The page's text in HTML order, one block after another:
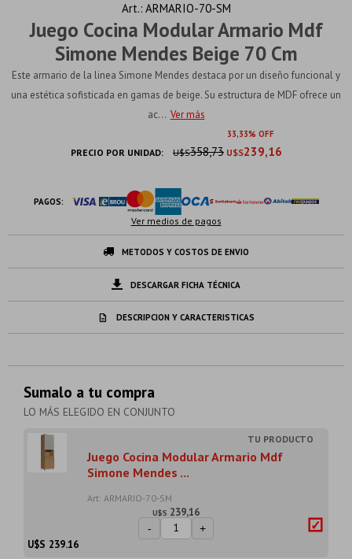
Juego Cocina Modular Armario Mdf
Simone Mendes Beige 70 Cm
ARMARIO-70-SM
Este armario de la linea Simone Mendes destaca por un diseño funcional y
una estética sofisticada en gamas de beige. Su estructura de MDF ofrece un
ac... Ver más
33 33
PRECIO POR UNIDAD: U$S239,16
U$S358,73
PAGOS:
Ver medios de pagos
METODOS Y COSTOS DE ENVIO
DESCARGAR FICHA TÉCNICA
DESCRIPCION Y CARACTERISTICAS
Sumalo a tu compra
LO MÁS ELEGIDO EN CONJUNTO
Juego Cocina Modular Armario Mdf
Simone Mendes ...
Art: ARMARIO-70-SM
U$S 239,16
- +
U$S 239.16